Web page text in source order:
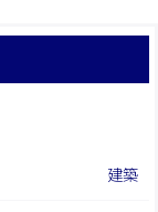
建築